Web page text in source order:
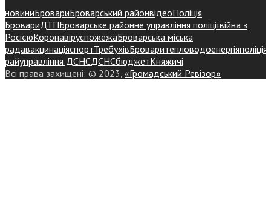
новиниБровариБроварський районвідеоПоліція
БровариДТПБроварське районне управління поліціївійна з
РосієюКоронавіруспожежаБроварська міська
радавакцинаціяспортТребухівБроваритепловодоенергіяполіція
райуправління ДСНСДСНСбюджетКняжичі
Всі права захищені: © 2023, «Громадський Ревізор»